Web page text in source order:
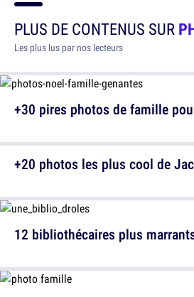
PLUS DE CONTENUS SUR
Les plus lus par nos lecteurs
+30 pires photos de famille
12 bibliothécaires plus
+20 photos les plus cool de